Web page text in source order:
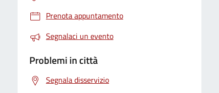
Prenota appuntamento
Segnalaci un evento
Problemi in città
Segnala disservizio